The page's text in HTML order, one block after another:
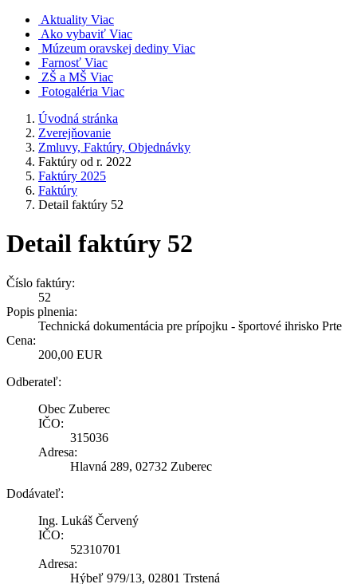
Aktuality Viac
Ako vybaviť Viac
Múzeum oravskej dediny Viac
Farnosť Viac
ZŠ a MŠ Viac
Fotogaléria Viac
Úvodná stránka
Zverejňovanie
Zmluvy, Faktúry, Objednávky
Faktúry od r. 2022
Faktúry 2025
Faktúry
Detail faktúry 52
Detail faktúry 52
Číslo faktúry:
52
Popis plnenia:
Technická dokumentácia pre prípojku - športové ihrisko Prte
Cena:
200,00 EUR
Odberateľ:
Obec Zuberec
IČO:
315036
Adresa:
Hlavná 289, 02732 Zuberec
Dodávateľ:
Ing. Lukáš Červený
IČO:
52310701
Adresa:
Hýbeľ 979/13, 02801 Trstená